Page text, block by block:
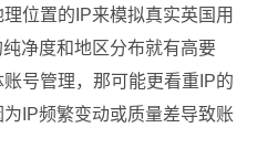
位置的IP来模拟真实英国用
净度和地区分布就有高要
号管理，那可能更看重IP的
IP频繁变动或质量差导致账